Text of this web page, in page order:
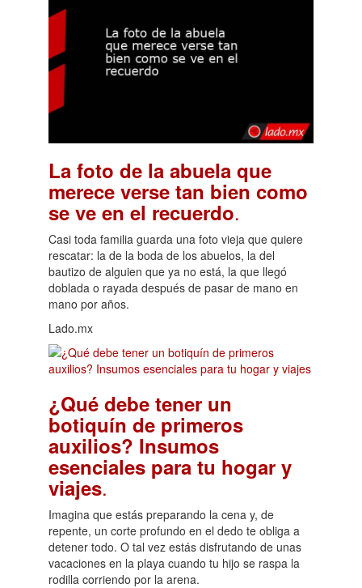
La foto de la abuela que
merece verse tan bien como
se ve en el recuerdo.
Casi toda familia guarda una foto vieja que quiere
rescatar: la de la boda de los abuelos, la del
bautizo de alguien que ya no está, la que llegó
doblada o rayada después de pasar de mano en
mano por años.
Lado.mx
¿Qué debe tener un
botiquín de primeros
auxilios? Insumos
esenciales para tu hogar y
viajes.
Imagina que estás preparando la cena y, de
repente, un corte profundo en el dedo te obliga a
detener todo. O tal vez estás disfrutando de unas
vacaciones en la playa cuando tu hijo se raspa la
rodilla corriendo por la arena.